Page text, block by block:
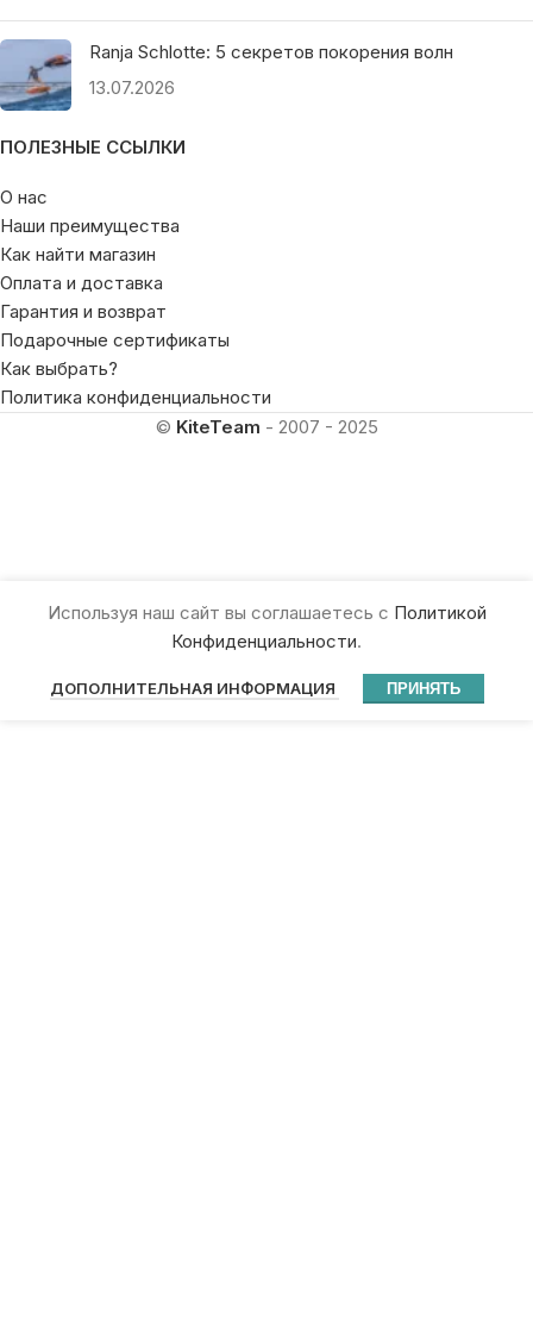
Ranja Schlotte: 5 секретов покорения волн
13.07.2026
ПОЛЕЗНЫЕ ССЫЛКИ
О нас
Наши преимущества
Как найти магазин
Оплата и доставка
Гарантия и возврат
Подарочные сертификаты
Как выбрать?
Политика конфиденциальности
© KiteTeam - 2007 - 2025
Используя наш сайт вы соглашаетесь с Политикой
Конфиденциальности.
ДОПОЛНИТЕЛЬНАЯ ИНФОРМАЦИЯ ПРИНЯТЬ